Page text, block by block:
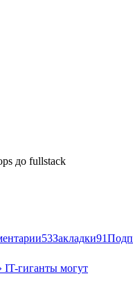
до fullstack
53Закладки91
IT-гиганты могут